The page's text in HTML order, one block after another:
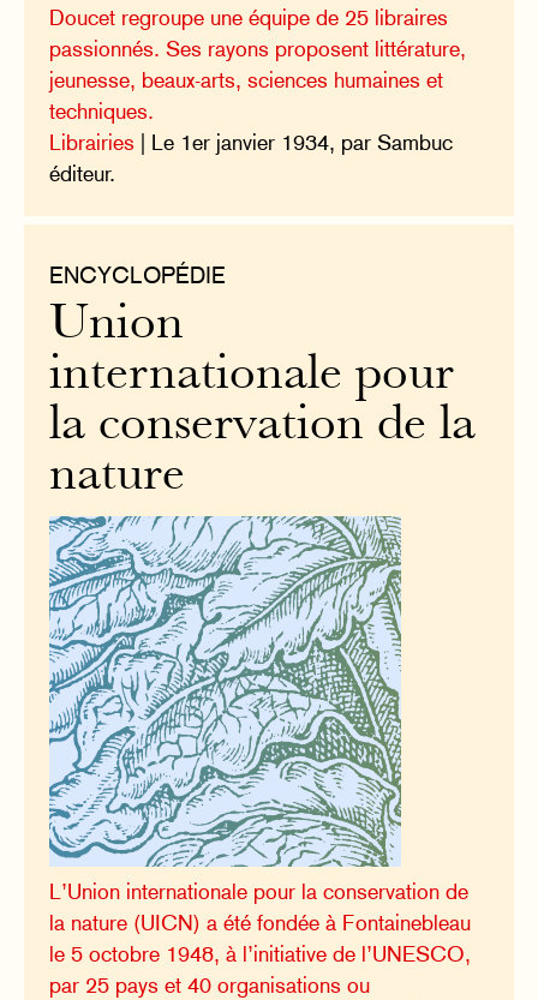
Doucet regroupe une équipe de 25 libraires
passionnés. Ses rayons proposent littérature,
jeunesse, beaux-arts, sciences humaines et
techniques.
Librairies | Le 1er janvier 1934, par Sambuc
éditeur.
ENCYCLOPÉDIE
Union
internationale pour
la conservation de la
nature
L’Union internationale pour la conservation de
la nature (UICN) a été fondée à Fontainebleau
le 5 octobre 1948, à l’initiative de l’UNESCO,
par 25 pays et 40 organisations ou